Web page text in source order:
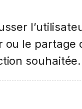
le
souhaitée.